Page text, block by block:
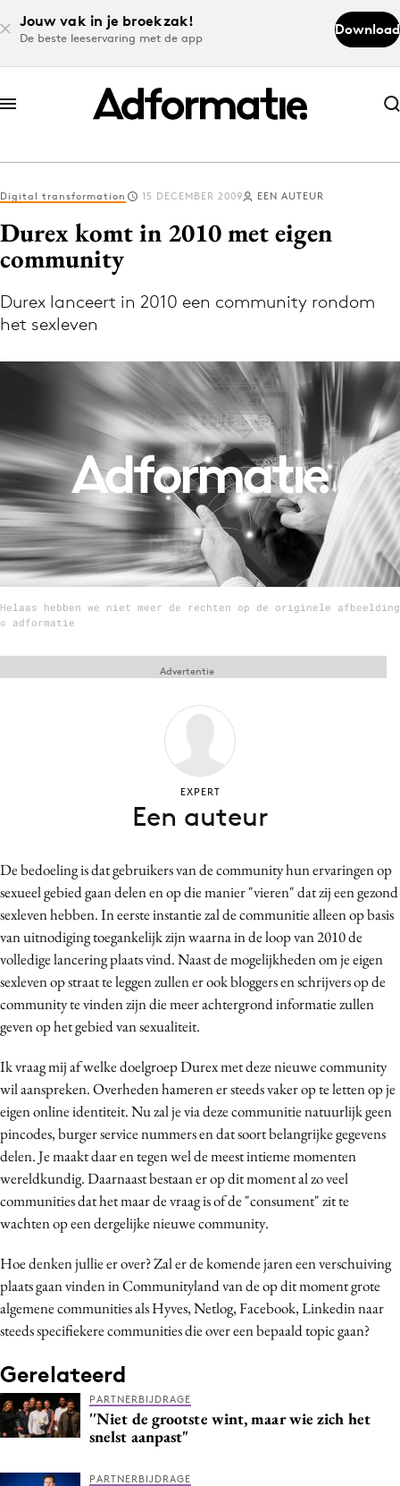
Jouw vak in je broekzak!
De beste leeservaring met de app
Download
Abonneer nu
Abonneer nu
Log in
Volg het laatste nieuws via de Adformatie
Menu
Home
9 sept: GenAI-training
12 nov: MarketingLive!
Adverteren
Events
Carriere
Contentmarketing
Craft
Customer Experience
Data & Insights
Design
Digital transformation
Diversiteit
Effectiviteit
Gedragsverandering
Influencer marketing
Interne communicatie
Martech
Media
PR
Programmatic
Purpose Marketing
Digital transformation 15 DECEMBER 2009 EEN AUTEUR
Durex komt in 2010 met eigen
community
Durex lanceert in 2010 een community rondom
het sexleven
Helaas hebben we niet meer de rechten op de originele afbeelding
© adformatie
De bedoeling is dat gebruikers van de community hun ervaringen op
sexueel gebied gaan delen en op die manier "vieren" dat zij een gezond
sexleven hebben. In eerste instantie zal de communitie alleen op basis
van uitnodiging toegankelijk zijn waarna in de loop van 2010 de
volledige lancering plaats vind. Naast de mogelijkheden om je eigen
sexleven op straat te leggen zullen er ook bloggers en schrijvers op de
community te vinden zijn die meer achtergrond informatie zullen
geven op het gebied van sexualiteit.
Ik vraag mij af welke doelgroep Durex met deze nieuwe community
wil aanspreken. Overheden hameren er steeds vaker op te letten op je
eigen online identiteit. Nu zal je via deze communitie natuurlijk geen
pincodes, burger service nummers en dat soort belangrijke gegevens
delen. Je maakt daar en tegen wel de meest intieme momenten
wereldkundig. Daarnaast bestaan er op dit moment al zo veel
communities dat het maar de vraag is of de "consument" zit te
wachten op een dergelijke nieuwe community.
Hoe denken jullie er over? Zal er de komende jaren een verschuiving
plaats gaan vinden in Communityland van de op dit moment grote
algemene communities als Hyves, Netlog, Facebook, Linkedin naar
steeds specifiekere communities die over een bepaald topic gaan?
Gerelateerd
PARTNERBIJDRAGE
''Niet de grootste wint, maar wie zich het
snelst aanpast"
PARTNERBIJDRAGE
Advertentie
EXPERT
Een auteur